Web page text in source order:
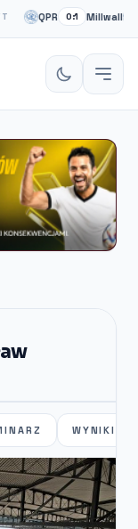
QPR 0:1 Millwall
WYNIKI